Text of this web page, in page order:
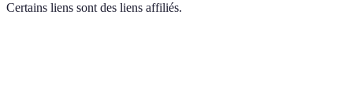
Certains liens sont des liens affiliés.